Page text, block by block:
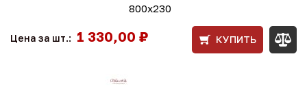
800х230
Цена за шт.: 1 330,00 ₽ КУПИТЬ